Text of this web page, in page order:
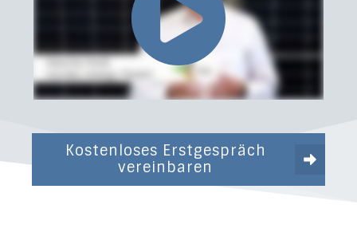
Kostenloses Erstgespräch
vereinbaren